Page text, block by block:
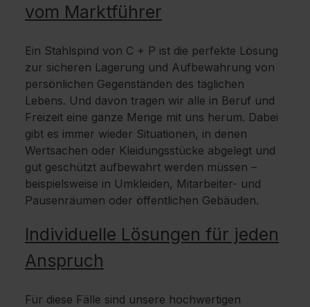
vom Marktführer
Ein Stahlspind von C + P ist die perfekte Lösung
zur sicheren Lagerung und Aufbewahrung von
persönlichen Gegenständen des täglichen
Lebens. Und davon tragen wir alle in Beruf und
Freizeit eine ganze Menge mit uns herum. Dabei
gibt es immer wieder Situationen, in denen
Wertsachen oder Kleidungsstücke abgelegt und
gut geschützt aufbewahrt werden müssen –
beispielsweise in Umkleiden, Mitarbeiter- und
Pausenräumen oder öffentlichen Gebäuden.
Individuelle Lösungen für jeden
Anspruch
Für diese Fälle sind unsere hochwertigen